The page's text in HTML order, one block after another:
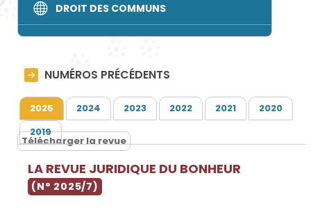
DROIT DES COMMUNS
NUMÉROS PRÉCÉDENTS
2025 2024 2023 2022 2021
2020
2019
Télécharger la revue
LA REVUE JURIDIQUE DU BONHEUR
(N° 2025/7)